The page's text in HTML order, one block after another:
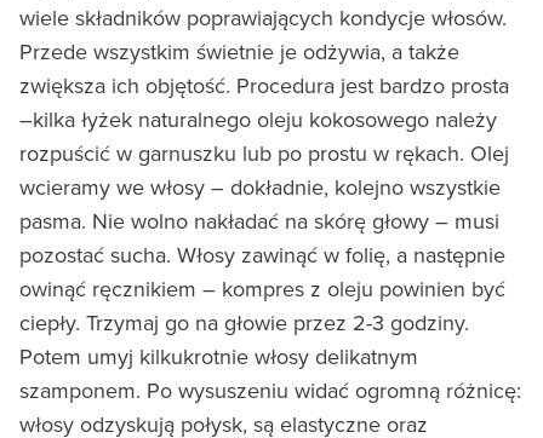
wiele składników poprawiających kondycje włosów.
Przede wszystkim świetnie je odżywia, a także
zwiększa ich objętość. Procedura jest bardzo prosta
–kilka łyżek naturalnego oleju kokosowego należy
rozpuścić w garnuszku lub po prostu w rękach. Olej
wcieramy we włosy – dokładnie, kolejno wszystkie
pasma. Nie wolno nakładać na skórę głowy – musi
pozostać sucha. Włosy zawinąć w folię, a następnie
owinąć ręcznikiem – kompres z oleju powinien być
ciepły. Trzymaj go na głowie przez 2-3 godziny.
Potem umyj kilkukrotnie włosy delikatnym
szamponem. Po wysuszeniu widać ogromną różnicę:
włosy odzyskują połysk, są elastyczne oraz